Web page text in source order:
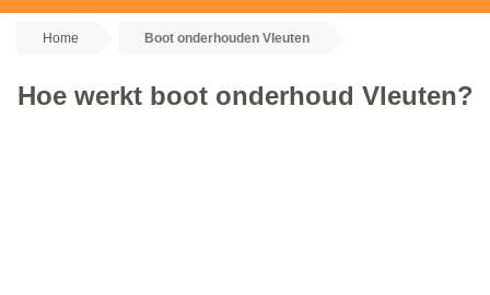
Home Boot onderhouden Vleuten
Hoe werkt boot onderhoud Vleuten?